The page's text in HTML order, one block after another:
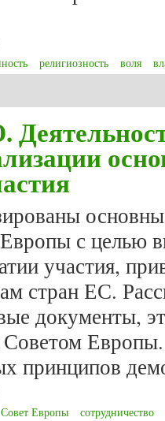
религиозность воля
с целью
участия,
стран ЕС.
документы,
Европы.
принципов
Совет Европы сотрудничество